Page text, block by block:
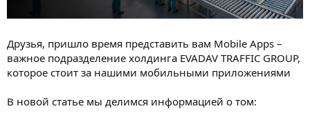
Друзья, пришло время представить вам Mobile Apps –
важное подразделение холдинга EVADAV TRAFFIC GROUP,
которое стоит за нашими мобильными приложениями
В новой статье мы делимся информацией о том: